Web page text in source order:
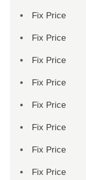
Fix Price
Fix Price
Fix Price
Fix Price
Fix Price
Fix Price
Fix Price
Fix Price